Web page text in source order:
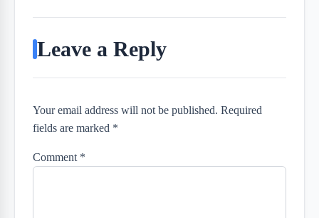
Leave a Reply
Your email address will not be published. Required
fields are marked *
Comment *